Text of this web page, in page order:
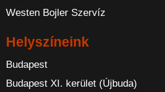
Westen Bojler Szervíz
Helyszíneink
Budapest
Budapest XI. kerület (Újbuda)